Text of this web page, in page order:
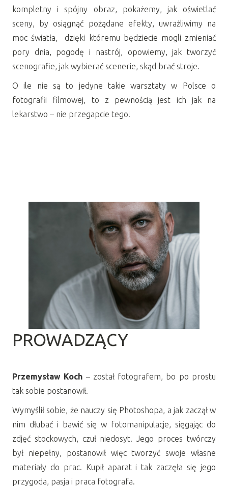
kompletny i spójny obraz, pokażemy, jak oświetlać
sceny, by osiągnąć pożądane efekty, uwrażliwimy na
moc światła, dzięki któremu będziecie mogli zmieniać
pory dnia, pogodę i nastrój, opowiemy, jak tworzyć
scenografie, jak wybierać scenerie, skąd brać stroje.
O ile nie są to jedyne takie warsztaty w Polsce o
fotografii filmowej, to z pewnością jest ich jak na
lekarstwo – nie przegapcie tego!
PROWADZĄCY
Przemysław Koch – został fotografem, bo po prostu
tak sobie postanowił.
Wymyślił sobie, że nauczy się Photoshopa, a jak zaczął w
nim dłubać i bawić się w fotomanipulacje, sięgając do
zdjęć stockowych, czuł niedosyt. Jego proces twórczy
był niepełny, postanowił więc tworzyć swoje własne
materiały do prac. Kupił aparat i tak zaczęła się jego
przygoda, pasja i praca fotografa.